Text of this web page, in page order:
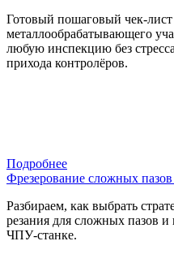
Готовый пошаговый чек-
металлообрабатывающего
любую инспекцию без
прихода контролёров.
Подробнее
Фрезерование сложных
Разбираем, как выбрать
резания для сложных пазов
ЧПУ-станке.